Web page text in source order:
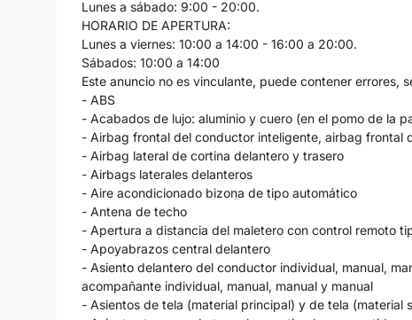
Lunes a sábado: 9:00 - 20:00.
HORARIO DE APERTURA:
Lunes a viernes: 10:00 a 14:00 - 16:00 a 20:00.
Sábados: 10:00 a 14:00
Este anuncio no es vinculante, puede contener errores,
- ABS
- Acabados de lujo: aluminio y cuero (en el pomo de la
- Airbag frontal del conductor inteligente, airbag frontal
- Airbag lateral de cortina delantero y trasero
- Airbags laterales delanteros
- Aire acondicionado bizona de tipo automático
- Antena de techo
- Apertura a distancia del maletero con control remoto
- Apoyabrazos central delantero
- Asiento delantero del conductor individual, manual,
acompañante individual, manual, manual y manual
- Asientos de tela (material principal) y de tela (material